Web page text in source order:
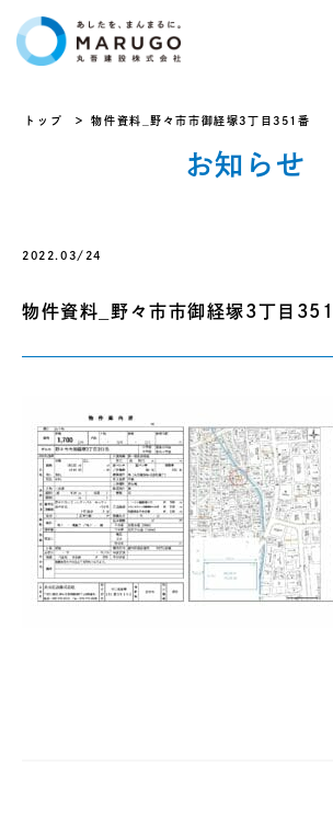
トップ 物件資料_野々市市御経塚3丁目351番
お知らせ
2022.03/24
物件資料_野々市市御経塚3丁目